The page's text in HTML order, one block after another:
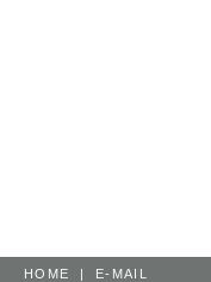
HOME | E-MAIL